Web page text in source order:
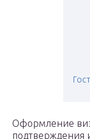
Оформление
подтверждения